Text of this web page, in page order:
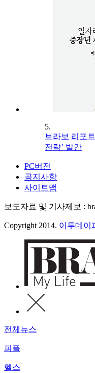
5.
브라보 리포
전략’ 발간
PC버전
공지사항
사이트맵
보도자료 및 기사제보 :
Copyright 2014. 이투데이
전체뉴스
피플
헬스